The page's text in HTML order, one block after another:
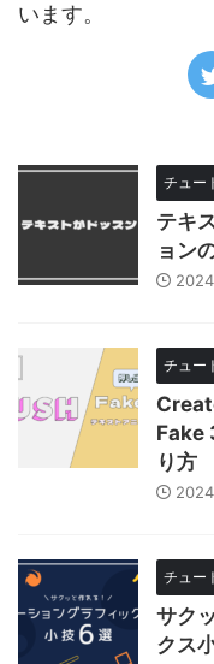
います。
チュー
テキ
ョン
チュー
Fake
り方
チュー
サク
クス